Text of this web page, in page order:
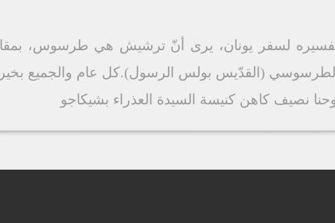
تفسيره لسفر يونان، يرى أنّ ترشيش هي طرسوس،
الطرسوسي (القدّيس بولس الرسول).كل عام والجميع
نصيف كاهن كنيسة السيدة العذراء بشيكاجو